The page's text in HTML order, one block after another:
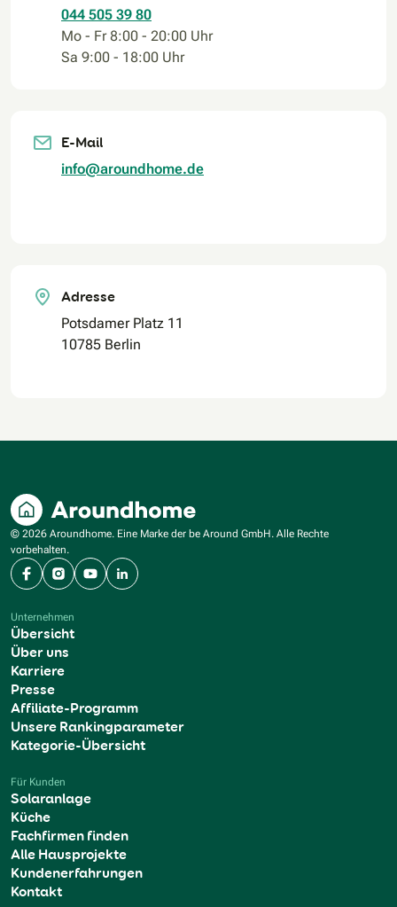
044 505 39 80
Mo - Fr 8:00 - 20:00 Uhr
Sa 9:00 - 18:00 Uhr
E-Mail
info@aroundhome.de
Adresse
Potsdamer Platz 11
10785 Berlin
© 2026 Aroundhome. Eine Marke der be Around GmbH. Alle Rechte
vorbehalten.
FacebookInstagram
YouTubeLinkedIn
Unternehmen
Übersicht
Über uns
Karriere
Presse
Affiliate-Programm
Unsere Rankingparameter
Kategorie-Übersicht
Für Kunden
Solaranlage
Küche
Fachfirmen finden
Alle Hausprojekte
Kundenerfahrungen
Kontakt